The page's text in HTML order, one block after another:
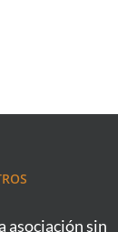
asociación sin